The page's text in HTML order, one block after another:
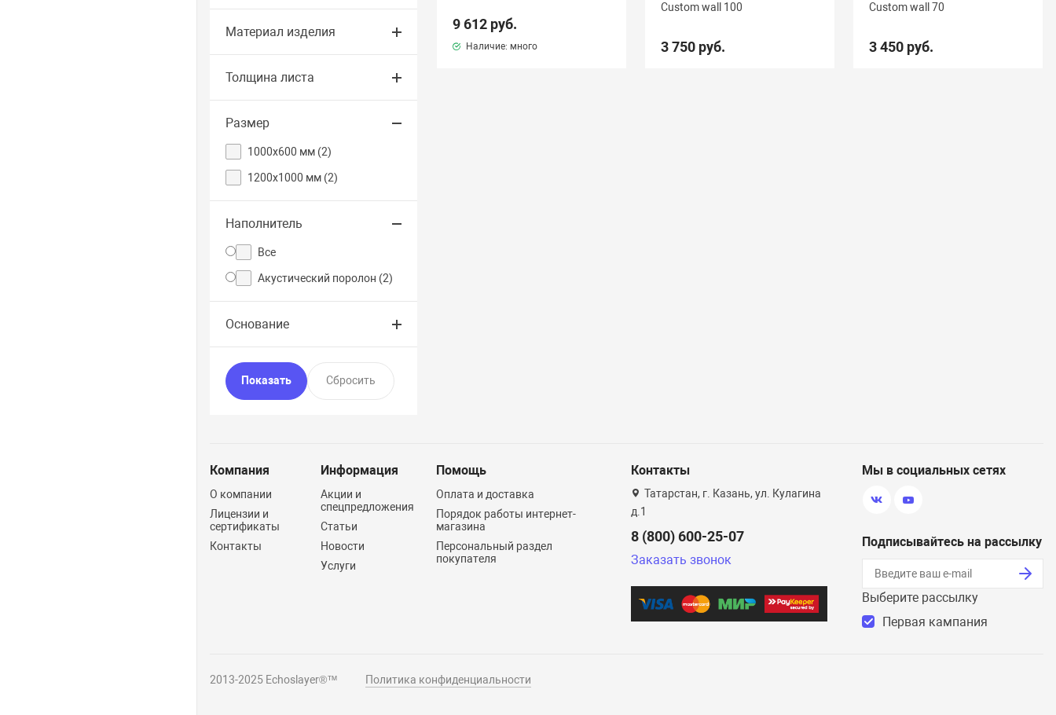
Материал изделия
Толщина листа
Размер
1000x600 мм (2)
1200х1000 мм (2)
Наполнитель
Все
Акустический поролон (2)
Основание
9 612 руб.
Наличие: много
Custom wall 100
3 750 руб.
Custom wall 70
3 450 руб.
Компания
О компании
Лицензии и
сертификаты
Контакты
Информация
Акции и
спецпредложения
Статьи
Новости
Услуги
Помощь
Оплата и доставка
Порядок работы интернет-
магазина
Персональный раздел
покупателя
Контакты
Татарстан, г. Казань, ул. Кулагина
д.1
8 (800) 600-25-07
Заказать звонок
Мы в социальных сетях
Подписывайтесь на рассылку
Выберите рассылку
Первая кампания
2013-2025 Echoslayer®™ Политика конфиденциальности